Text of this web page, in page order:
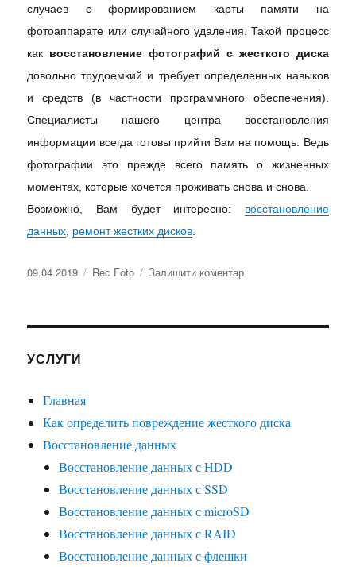
случаев с формированием карты памяти на
фотоаппарате или случайного удаления. Такой процесс
как восстановление фотографий с жесткого диска
довольно трудоемкий и требует определенных навыков
и средств (в частности программного обеспечения).
Специалисты нашего центра восстановления
информации всегда готовы прийти Вам на помощь. Ведь
фотографии это прежде всего память о жизненных
моментах, которые хочется проживать снова и снова.
Возможно, Вам будет интересно: восстановление
данных, ремонт жестких дисков.
09.04.2019 Rec Foto Залишити коментар
УСЛУГИ
Главная
Как определить повреждение жесткого диска
Восстановление данных
Восстановление данных с HDD
Восстановление данных с SSD
Восстановление данных с microSD
Восстановление данных с RAID
Восстановление данных с флешки